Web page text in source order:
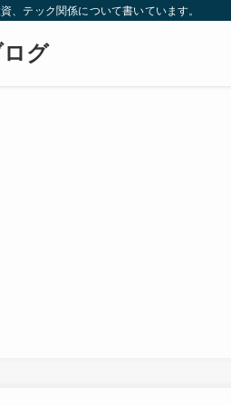
、テック関係について書いています。
グ